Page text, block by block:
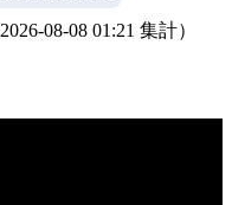
2026-08-08 01:21 集計）